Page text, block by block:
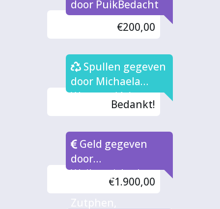
door PuikBedacht
€200,00
Spullen gegeven
door Michaela
Westera (4x)
Bedankt!
Geld gegeven
door
Walburgiskerk,
Gemeente€1.900,00